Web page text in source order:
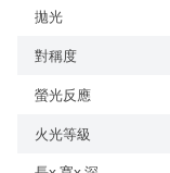
拋光
對稱度
螢光反應
火光等級